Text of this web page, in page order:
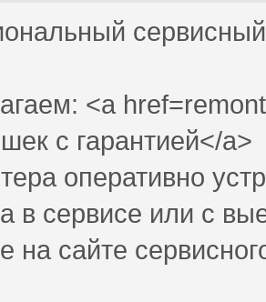
<a
с гарантией</a>
оперативно
в сервисе или с
на сайте